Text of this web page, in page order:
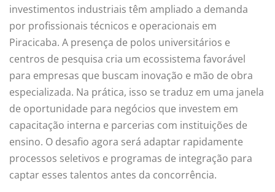
investimentos industriais têm ampliado a demanda
por profissionais técnicos e operacionais em
Piracicaba. A presença de polos universitários e
centros de pesquisa cria um ecossistema favorável
para empresas que buscam inovação e mão de obra
especializada. Na prática, isso se traduz em uma janela
de oportunidade para negócios que investem em
capacitação interna e parcerias com instituições de
ensino. O desafio agora será adaptar rapidamente
processos seletivos e programas de integração para
captar esses talentos antes da concorrência.